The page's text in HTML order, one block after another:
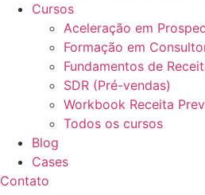
Cursos
Aceleração em
Formação em
Fundamentos de
SDR (Pré-vendas)
Workbook Receita
Todos os cursos
Blog
Cases
Contato